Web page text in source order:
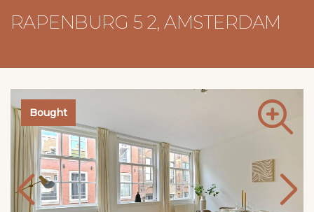
RAPENBURG 5 2, AMSTERDAM
Bought